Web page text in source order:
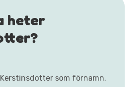
heter
som förnamn,